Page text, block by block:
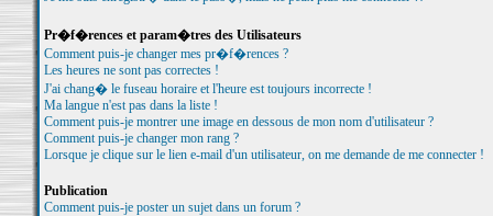
Pr�f�rences et param�tres des Utilisateurs
Comment puis-je changer mes pr�f�rences ?
Les heures ne sont pas correctes !
J'ai chang� le fuseau horaire et l'heure est toujours incorrecte !
Ma langue n'est pas dans la liste !
Comment puis-je montrer une image en dessous de mon nom d'utilisateur ?
Comment puis-je changer mon rang ?
Lorsque je clique sur le lien e-mail d'un utilisateur, on me demande de me connecter !
Publication
Comment puis-je poster un sujet dans un forum ?